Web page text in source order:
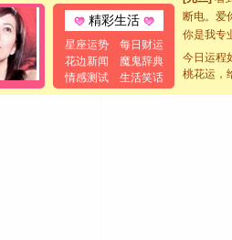
精彩生活
星座运势
每日财运
花边新闻
魔鬼辞典
情感测试
生活笑话
断电。爱
你是我专
起；二是
今日运程
桃花运，